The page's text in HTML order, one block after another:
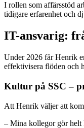
I rollen som affärsstöd
tidigare erfarenhet och
IT-ansvarig:
Under 2026 får Henrik
effektivisera flöden och
Kultur på SSC –
Att Henrik väljer att
– Mina kollegor gör helt